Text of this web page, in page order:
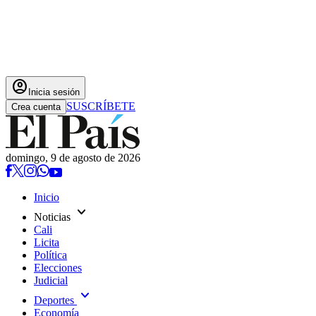
account_circle Inicia sesión
Crea cuenta SUSCRÍBETE
domingo, 9 de agosto de 2026
Inicio
Noticias expand_more
Cali
Licita
Política
Elecciones
Judicial
Deportes expand_more
Economía